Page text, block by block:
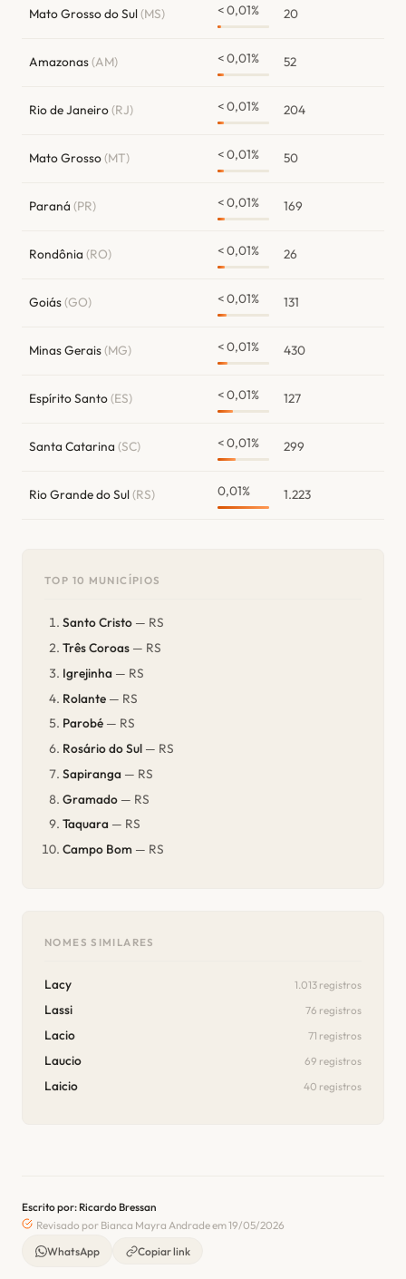
Mato Grosso do Sul(MS) < 0,01% 20
Amazonas(AM) < 0,01% 52
Rio de Janeiro(RJ) < 0,01% 204
Mato Grosso(MT) < 0,01% 50
Paraná (PR) < 0,01% 169
Rondônia (RO) < 0,01% 26
Goiás(GO) < 0,01% 131
Minas Gerais(MG) < 0,01% 430
Espírito Santo(ES) < 0,01% 127
Santa Catarina (SC) < 0,01% 299
Rio Grande do Sul(RS) 0,01% 1.223
TOP 10 MUNICÍPIOS
Santo Cristo — RS
Três Coroas — RS
Igrejinha — RS
Rolante — RS
Parobé — RS
Rosário do Sul — RS
Sapiranga — RS
Gramado — RS
Taquara — RS
Campo Bom — RS
NOMES SIMILARES
Lacy 1.013 registros
Lassi 76 registros
Lacio 71 registros
Laucio 69 registros
Laicio 40 registros
Escrito por: Ricardo Bressan
Revisado por Bianca Mayra Andrade em 19/05/2026
WhatsApp
Copiar link